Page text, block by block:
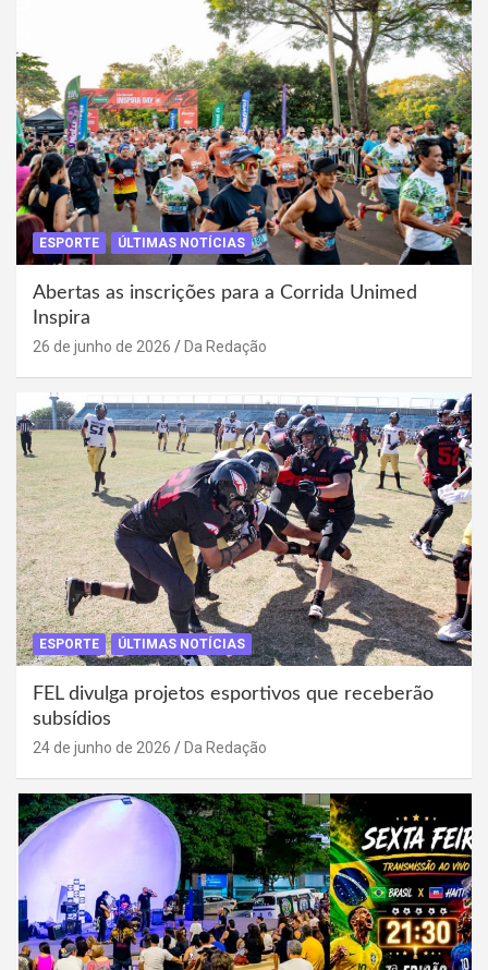
ESPORTE ÚLTIMAS NOTÍCIAS
Abertas as inscrições para a Corrida Unimed
Inspira
26 de junho de 2026 Da Redação
ESPORTE ÚLTIMAS NOTÍCIAS
FEL divulga projetos esportivos que receberão
subsídios
24 de junho de 2026 Da Redação